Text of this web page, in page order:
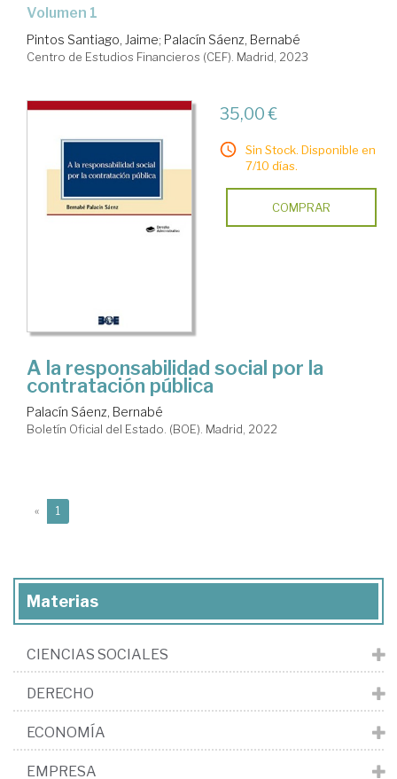
Volumen 1
Pintos Santiago, Jaime; Palacín Sáenz, Bernabé
Centro de Estudios Financieros (CEF). Madrid, 2023
35,00 €
Sin Stock. Disponible en
7/10 días.
COMPRAR
A la responsabilidad social por la
contratación pública
Palacín Sáenz, Bernabé
Boletín Oficial del Estado. (BOE). Madrid, 2022
« 1
Materias
CIENCIAS SOCIALES
DERECHO
ECONOMÍA
EMPRESA